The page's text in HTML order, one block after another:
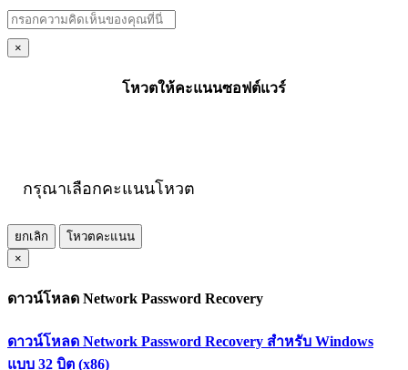
×
โหวตให้คะแนนซอฟต์แวร์
กรุณาเลือกคะแนนโหวต
ยกเลิก
โหวตคะแนน
×
ดาวน์โหลด Network Password Recovery
ดาวน์โหลด Network Password Recovery สำหรับ Windows
แบบ 32 บิต (x86)